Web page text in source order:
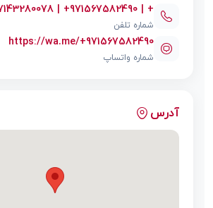
| +971567582490 | +
شماره تلفن
https://wa.me/+971567582490
شماره واتساپ
آدرس